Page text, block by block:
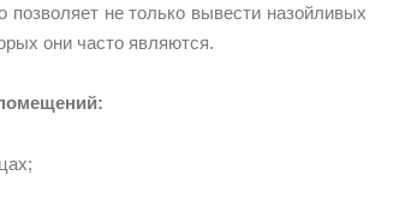
не только вывести назойливых
они часто являются.